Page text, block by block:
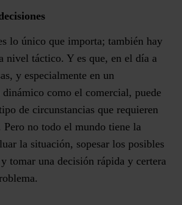
lo único que importa; también hay
nivel táctico. Y es que, en el día a
y especialmente en un
dinámico como el comercial, puede
de circunstancias que requieren
Pero no todo el mundo tiene la
la situación, sopesar los posibles
tomar una decisión rápida y certera